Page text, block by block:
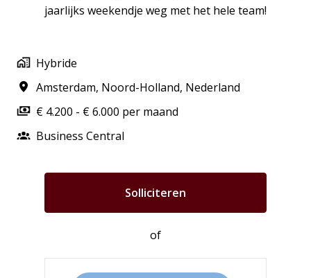
jaarlijks weekendje weg met het hele team!
Hybride
Amsterdam, Noord-Holland, Nederland
€ 4.200 - € 6.000 per maand
Business Central
Solliciteren
of